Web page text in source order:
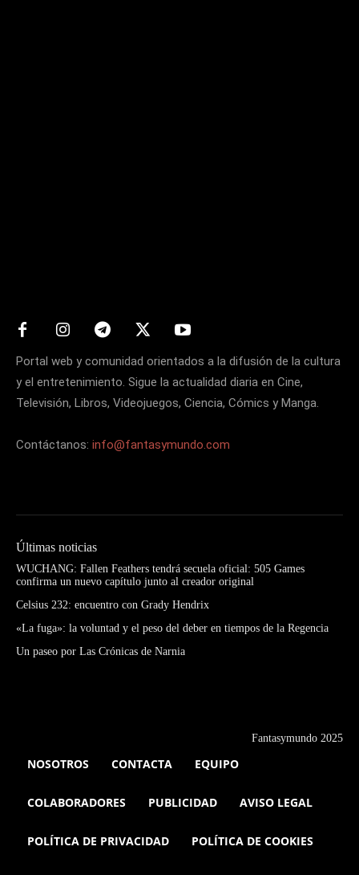
Portal web y comunidad orientados a la difusión de la cultura
y el entretenimiento. Sigue la actualidad diaria en Cine,
Televisión, Libros, Videojuegos, Ciencia, Cómics y Manga.
Contáctanos: info@fantasymundo.com
Últimas noticias
WUCHANG: Fallen Feathers tendrá secuela oficial: 505 Games
confirma un nuevo capítulo junto al creador original
Celsius 232: encuentro con Grady Hendrix
«La fuga»: la voluntad y el peso del deber en tiempos de la Regencia
Un paseo por Las Crónicas de Narnia
Fantasymundo 2025
NOSOTROS CONTACTA EQUIPO
COLABORADORES PUBLICIDAD AVISO LEGAL
POLÍTICA DE PRIVACIDAD POLÍTICA DE COOKIES